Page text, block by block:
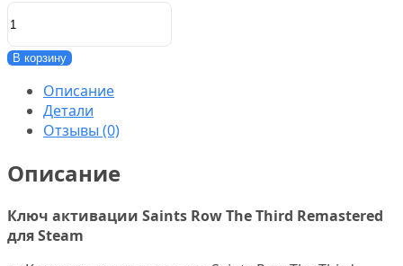
Количество
товара
Saints
Row
The
Third
Remastered
В корзину
Описание
Детали
Отзывы (0)
Описание
Ключ активации Saints Row The Third Remastered
для Steam